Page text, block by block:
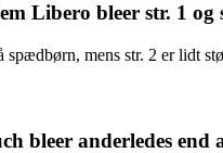
Libero bleer str. 1 og
spædbørn, mens str. 2 er lidt
bleer anderledes end